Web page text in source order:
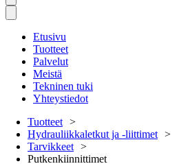
Etusivu
Tuotteet
Palvelut
Meistä
Tekninen tuki
Yhteystiedot
Tuotteet
Hydrauliikkaletkut ja -liittimet
Tarvikkeet
Putkenkiinnittimet